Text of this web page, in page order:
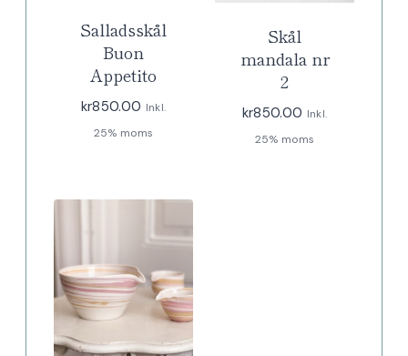
Salladsskål
Buon
Appetito
kr850.00 Inkl.
25% moms
Skål
mandala nr
2
kr850.00 Inkl.
25% moms